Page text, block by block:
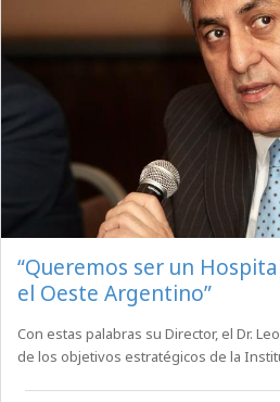
“Queremos ser un
el Oeste Argentino”
Con estas palabras su Director, el Dr.
de los objetivos estratégicos de la